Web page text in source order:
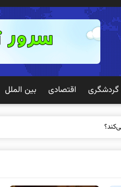
گردشگری اقتصادی بین الملل